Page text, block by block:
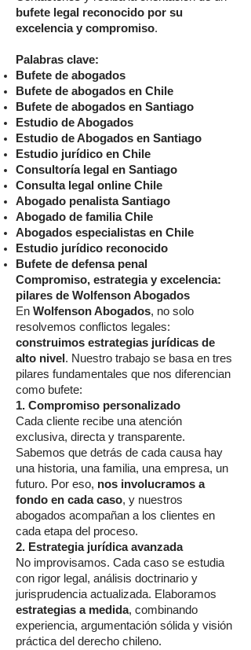
bufete legal reconocido por su
excelencia y compromiso.
Palabras clave:
Bufete de abogados
Bufete de abogados en Chile
Bufete de abogados en Santiago
Estudio de Abogados
Estudio de Abogados en Santiago
Estudio jurídico en Chile
Consultoría legal en Santiago
Consulta legal online Chile
Abogado penalista Santiago
Abogado de familia Chile
Abogados especialistas en Chile
Estudio jurídico reconocido
Bufete de defensa penal
Compromiso, estrategia y excelencia:
pilares de Wolfenson Abogados
En Wolfenson Abogados, no solo
resolvemos conflictos legales:
construimos estrategias jurídicas de
alto nivel . Nuestro trabajo se basa en tres
pilares fundamentales que nos diferencian
como bufete:
1. Compromiso personalizado
Cada cliente recibe una atención
exclusiva, directa y transparente.
Sabemos que detrás de cada causa hay
una historia, una familia, una empresa, un
futuro. Por eso, nos involucramos a
fondo en cada caso, y nuestros
abogados acompañan a los clientes en
cada etapa del proceso.
2. Estrategia jurídica avanzada
No improvisamos. Cada caso se estudia
con rigor legal, análisis doctrinario y
jurisprudencia actualizada. Elaboramos
estrategias a medida, combinando
experiencia, argumentación sólida y visión
práctica del derecho chileno.